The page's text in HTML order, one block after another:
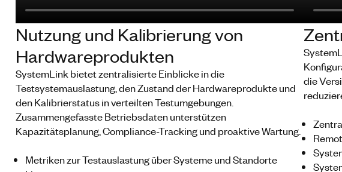
Nutzung und Kalibrierung von
Hardwareprodukten
SystemLink bietet zentralisierte Einblicke in die
Testsystemauslastung, den Zustand der Hardwareprodukte und
den Kalibrierstatus in verteilten Testumgebungen.
Zusammengefasste Betriebsdaten unterstützen
Kapazitätsplanung, Compliance-Tracking und proaktive Wartung.
Metriken zur Testauslastung über Systeme und Standorte
die